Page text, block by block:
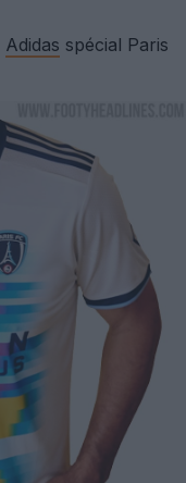
Adidas spécial Paris